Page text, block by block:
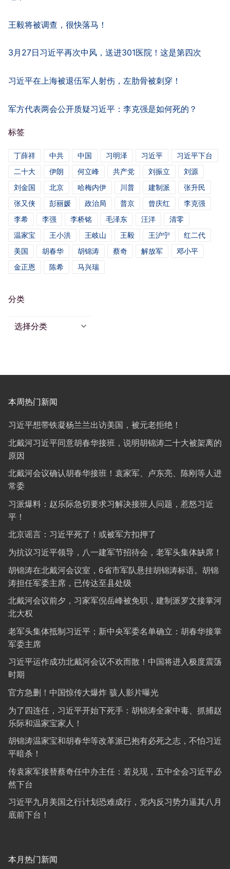
王毅将被调查，很快落马！
3月27日习近平再次中风，送进301医院！这是第四次
习近平在上海被退伍军人射伤，左肋骨被刺穿！
军方代表两会公开质疑习近平：李克强是如何死的？
标签
丁薛祥 中共 中国 习明泽 习近平
习近平下台
二十大
伊朗 何立峰 共产党 刘振立
刘源
刘金国
北京 哈梅内伊 川普 建制派
张升民
张又侠
彭丽媛 政治局 普京 曾庆红
李克强
李希
李强 李桥铭 毛泽东 汪洋
清零
温家宝
王小洪 王岐山 王毅 王沪宁
红二代
美国
胡春华 胡锦涛 蔡奇 解放军
邓小平
金正恩
陈希 马兴瑞
分类
分
本周热门新闻
习近平想带铁凝杨兰兰出访美国，被元老拒绝！
北戴河习近平同意胡春华接班，说明胡锦涛二十大被架离的
原因
北戴河会议确认胡春华接班！袁家军、卢东亮、陈刚等人进
常委
习派爆料：赵乐际急切要求习解决接班人问题，惹怒习近
平！
北京谣言：习近平死了！或被军方扣押了
为抗议习近平领导，八一建军节招待会，老军头集体缺席！
胡锦涛在北戴河会议室，6省市军队悬挂胡锦涛标语。胡锦
涛担任军委主席，已传达至县处级
北戴河会议前夕，习家军倪岳峰被免职，建制派罗文接掌河
北大权
老军头集体抵制习近平；新中央军委名单确立：胡春华接掌
军委主席
习近平运作成功北戴河会议不欢而散！中国将进入极度震荡
时期
官方急删！中国惊传大爆炸 骇人影片曝光
为了四连任，习近平开始下死手：胡锦涛全家中毒、抓捕赵
乐际和温家宝家人！
胡锦涛温家宝和胡春华等改革派已抱有必死之志，不怕习近
平暗杀！
传袁家军接替蔡奇任中办主任：若兑现，五中全会习近平必
然下台
习近平九月美国之行计划恐难成行，党内反习势力逼其八月
底前下台！
本月热门新闻